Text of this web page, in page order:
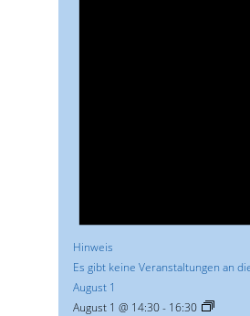
Hinweis
Es gibt keine Veranstaltungen an
August 1
August 1 @ 14:30- 16:30